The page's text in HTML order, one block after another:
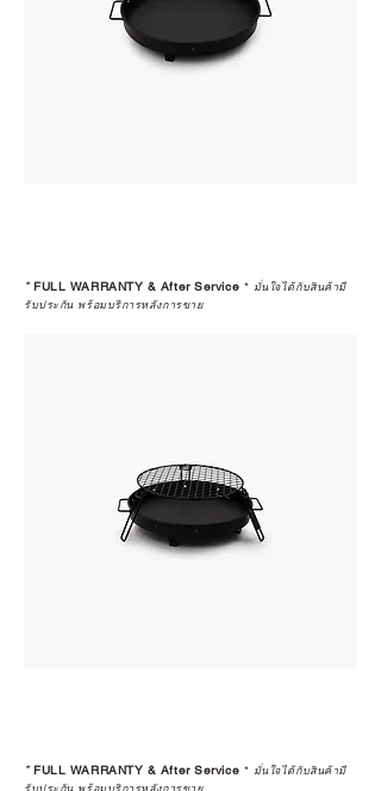
*FULL WARRANTY & After Service * มั่นใจได้กับสินค้ามี
รับประกัน พร้อมบริการหลังการขาย
*FULL WARRANTY & After Service * มั่นใจได้กับสินค้ามี